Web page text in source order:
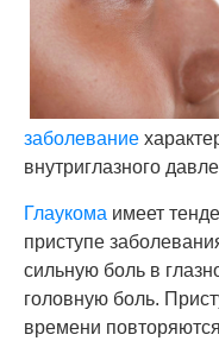
заболевание
внутриглазного
Глаукома имеет
приступе
сильную боль в
головную боль.
времени